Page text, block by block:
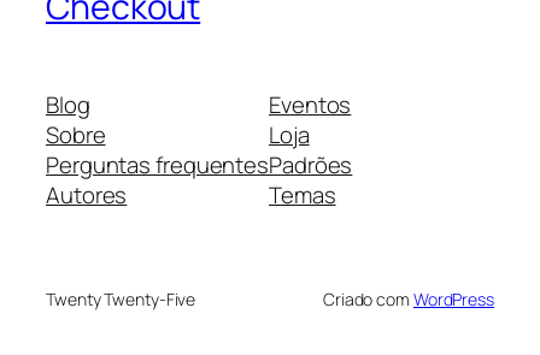
Blog
Sobre
Perguntas frequentes
Autores
Eventos
Loja
Padrões
Temas
Twenty Twenty-Five Criado com WordPress